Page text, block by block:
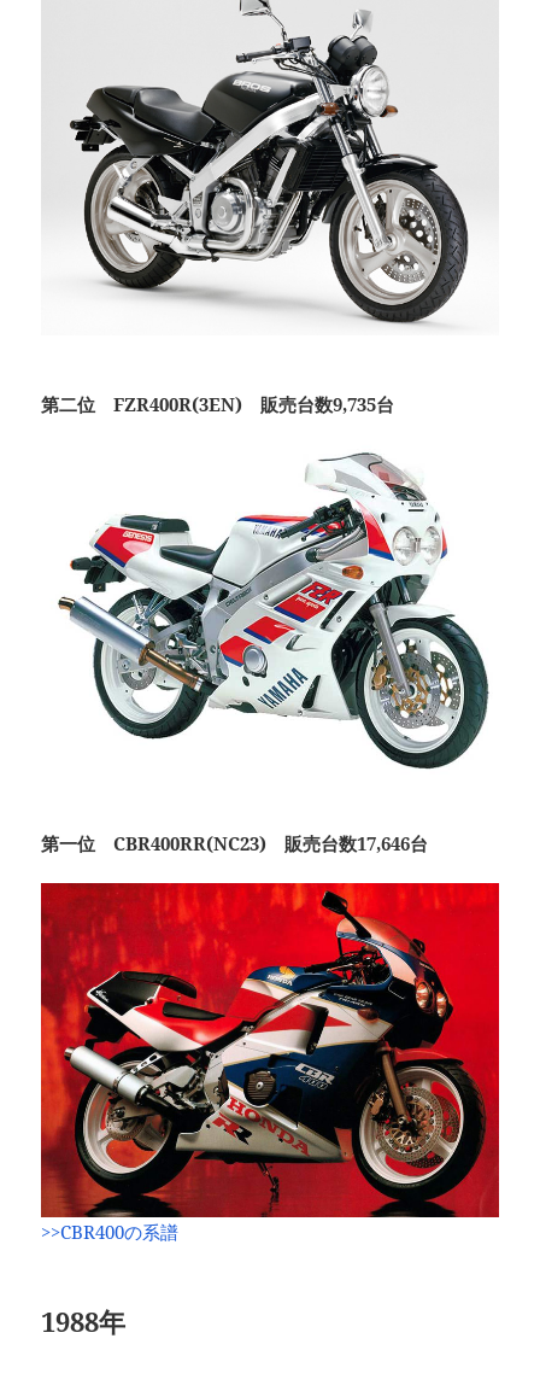
第二位 FZR400R(3EN) 販売台数9,735台
第一位 CBR400RR(NC23) 販売台数17,646台
>>CBR400の系譜
1988年